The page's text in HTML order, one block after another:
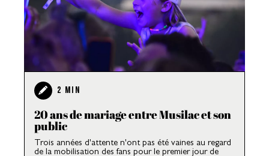
2 MIN
20 ans de mariage entre Musilac et son
public
Trois années d'attente n'ont pas été vaines au regard
de la mobilisation des fans pour le premier jour de